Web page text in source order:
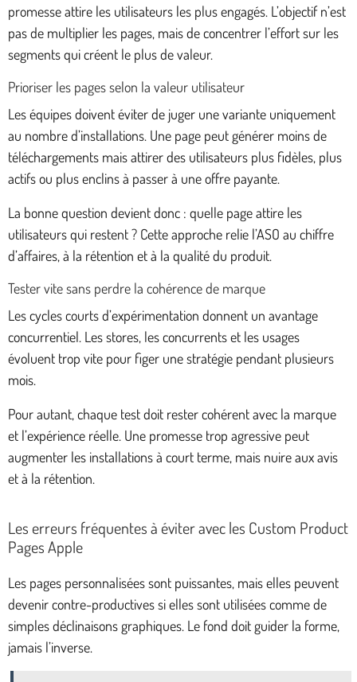
promesse attire les utilisateurs les plus engagés. L’objectif n’est
pas de multiplier les pages, mais de concentrer l’effort sur les
segments qui créent le plus de valeur.
Prioriser les pages selon la valeur utilisateur
Les équipes doivent éviter de juger une variante uniquement
au nombre d’installations. Une page peut générer moins de
téléchargements mais attirer des utilisateurs plus fidèles, plus
actifs ou plus enclins à passer à une offre payante.
La bonne question devient donc : quelle page attire les
utilisateurs qui restent ? Cette approche relie l’ASO au chiffre
d’affaires, à la rétention et à la qualité du produit.
Tester vite sans perdre la cohérence de marque
Les cycles courts d’expérimentation donnent un avantage
concurrentiel. Les stores, les concurrents et les usages
évoluent trop vite pour figer une stratégie pendant plusieurs
mois.
Pour autant, chaque test doit rester cohérent avec la marque
et l’expérience réelle. Une promesse trop agressive peut
augmenter les installations à court terme, mais nuire aux avis
et à la rétention.
Les erreurs fréquentes à éviter avec les Custom Product
Pages Apple
Les pages personnalisées sont puissantes, mais elles peuvent
devenir contre-productives si elles sont utilisées comme de
simples déclinaisons graphiques. Le fond doit guider la forme,
jamais l’inverse.